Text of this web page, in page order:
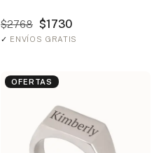
$2768 $1730
✓ ENVÍOS GRATIS
OFERTAS